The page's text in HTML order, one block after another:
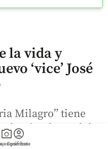
photo_camera
gráficos
account_circle
Suscríbete
la vida y
‘vice’ José
Milagro” tiene
obra intelectual de
antiguos,